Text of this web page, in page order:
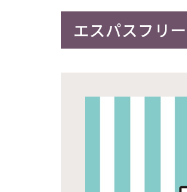
エスパスフリ